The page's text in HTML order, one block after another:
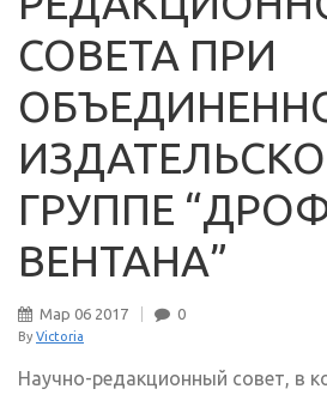
СОВЕТА ПРИ
ГРУППЕ
ВЕНТАНА”
Мар 06 2017 0
By Victoria
Научно-редакционный совет, в